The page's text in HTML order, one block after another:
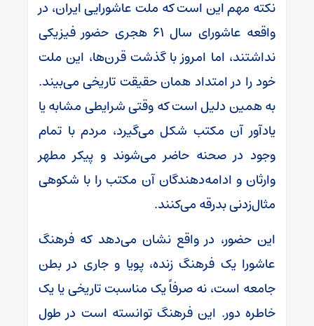
نکته مهم این است که ملت عاشورایی ایران، در
واقعه عاشورای سال 61 هجری حضور فیزیکی
نداشتند، اما امروز با گذشت قرن‌ها، این ملت
خود را در امتداد همان حقیقت تاریخی می‌بیند.
به همین دلیل است که وقتی شرایطی مشابه یا
یادآور آن مکتب شکل می‌گیرد، مردم با تمام
وجود در صحنه حاضر می‌شوند و پیکر مطهر
وارثان و ادامه‌دهندگان آن مکتب را با شکوهی
مثال‌زدنی بدرقه می‌کنند.
این حضور، در واقع نشان می‌دهد که فرهنگ
عاشورا یک فرهنگ زنده، پویا و جاری در بطن
جامعه است، نه صرفاً یک مناسبت تاریخی یا یک
خاطره دور. این فرهنگ توانسته است در طول